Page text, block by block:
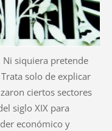
Ni siquiera pretende
solo de explicar
ciertos sectores
siglo XIX para
económico y